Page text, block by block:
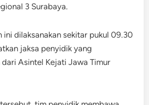
3 Surabaya.
ini dilaksanakan sekitar pukul 09.30
jaksa penyidik yang
Asintel Kejati Jawa Timur